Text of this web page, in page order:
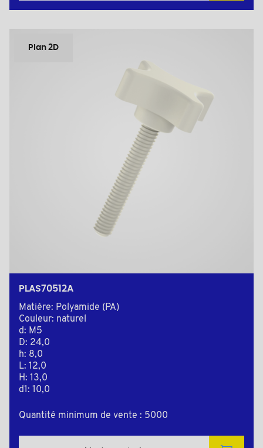
Plan 2D
PLAS70512A
Matière: Polyamide (PA)
Couleur: naturel
d: M5
D: 24,0
h: 8,0
L: 12,0
H: 13,0
d1: 10,0
Quantité minimum de vente : 5000